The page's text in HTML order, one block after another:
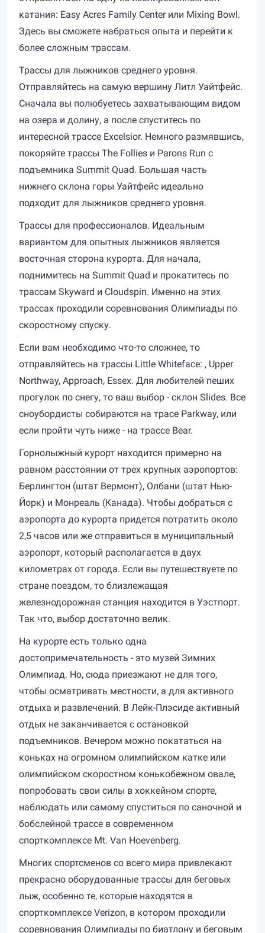
катания: Easy Acres Family Center или Mixing Bowl.
Здесь вы сможете набраться опыта и перейти к
более сложным трассам.
Трассы для лыжников среднего уровня.
Отправляйтесь на самую вершину Литл Уайтфейс.
Сначала вы полюбуетесь захватывающим видом
на озера и долину, а после спуститесь по
интересной трассе Excelsior. Немного размявшись,
покоряйте трассы The Follies и Parons Run с
подъемника Summit Quad. Большая часть
нижнего склона горы Уайтфейс идеально
подходит для лыжников среднего уровня.
Трассы для профессионалов. Идеальным
вариантом для опытных лыжников является
восточная сторона курорта. Для начала,
поднимитесь на Summit Quad и прокатитесь по
трассам Skyward и Cloudspin. Именно на этих
трассах проходили соревнования Олимпиады по
скоростному спуску.
Если вам необходимо что-то сложнее, то
отправляйтесь на трассы Little Whiteface: , Upper
Northway, Approach, Essex. Для любителей пеших
прогулок по снегу, то ваш выбор - склон Slides. Все
сноубордисты собираются на трасе Parkway, или
если пройти чуть ниже - на трассе Bear.
Горнолыжный курорт находится примерно на
равном расстоянии от трех крупных аэропортов:
Берлингтон (штат Вермонт), Олбани (штат Нью-
Йорк) и Монреаль (Канада). Чтобы добраться с
аэропорта до курорта придется потратить около
2,5 часов или же отправиться в муниципальный
аэропорт, который располагается в двух
километрах от города. Если вы путешествуете по
стране поездом, то близлежащая
железнодорожная станция находится в Уэстпорт.
Так что, выбор достаточно велик.
На курорте есть только одна
достопримечательность - это музей Зимних
Олимпиад. Но, сюда приезжают не для того,
чтобы осматривать местности, а для активного
отдыха и развлечений. В Лейк-Плэсиде активный
отдых не заканчивается с остановкой
подъемников. Вечером можно покататься на
коньках на огромном олимпийском катке или
олимпийском скоростном конькобежном овале,
попробовать свои силы в хоккейном спорте,
наблюдать или самому спуститься по саночной и
бобслейной трассе в современном
спорткомплексе Mt. Van Hoevenberg.
Многих спортсменов со всего мира привлекают
прекрасно оборудованные трассы для беговых
лыж, особенно те, которые находятся в
спорткомплексе Verizon, в котором проходили
соревнования Олимпиады по биатлону и беговым